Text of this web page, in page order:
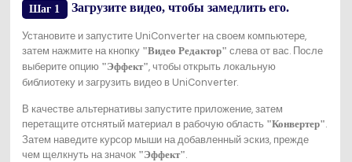
Шаг 1 Загрузите видео, чтобы замедлить его.
Установите и запустите UniConverter на своем компьютере,
затем нажмите на кнопку "Видео Редактор" слева от вас. После
выберите опцию "Эффект", чтобы открыть локальную
библиотеку и загрузить видео в UniConverter.
В качестве альтернативы запустите приложение, затем
перетащите отснятый материал в рабочую область "Конвертер".
Затем наведите курсор мыши на добавленный эскиз, прежде
чем щелкнуть на значок "Эффект".